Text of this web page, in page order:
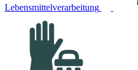
Lebensmittelverarbeitung